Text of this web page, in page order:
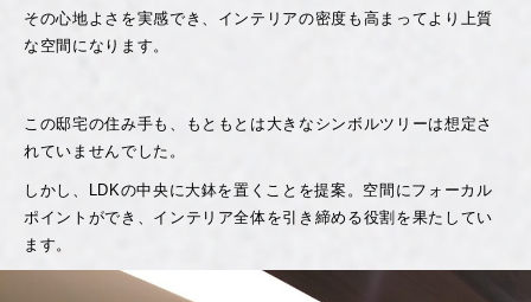
その心地よさを実感でき、インテリアの密度も高まってより上質
な空間になります。
この邸宅の住み手も、もともとは大きなシンボルツリーは想定さ
れていませんでした。
しかし、LDKの中央に大鉢を置くことを提案。空間にフォーカル
ポイントができ、インテリア全体を引き締める役割を果たしてい
ます。